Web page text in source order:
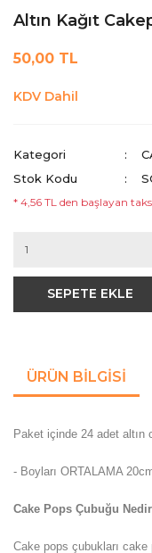
Altın Kağıt
50,00 TL
KDV Dahil
Kategori
Stok Kodu
* 4,56 TL den başlayan
SEPETE EKLE
ÜRÜN BILGISI
Paket içinde 24 adet altın
- Boyları ORTALAMA
Cake Pops Çubuğu
Cake pops çubukları cake